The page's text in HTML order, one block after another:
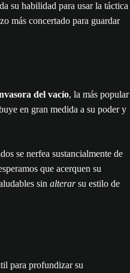
su habilidad para usar la táctica
más concertado para guardar
del vacío, la más popular
en gran medida a su poder y
se nerfea sustancialmente de
que acerquen su
sin alterarsu estilo de
para profundizar su